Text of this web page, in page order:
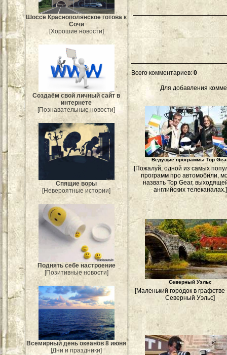
Шоссе Краснополянское готова к
Сочи
[Хорошие новости]
Создаём свой личный сайт в
интернете
[Познавательные новости]
Спящие воры
[Невероятные истории]
Поднять себе настроение
[Позитивные новости]
Всемирный день океанов 8 июня
[Дни и праздники]
Всего комментариев:0
Для добавления
Ведущие программы Top
[Пожалуй, одной из самых
программ про автомобили,
назвать Top Gear,
английских телеканалах.]
Северный Уэльс
[Маленький городок в графстве
Северный Уэльс]